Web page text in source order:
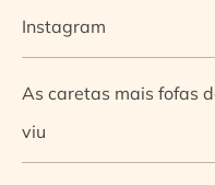
Instagram
As caretas mais fofas
viu